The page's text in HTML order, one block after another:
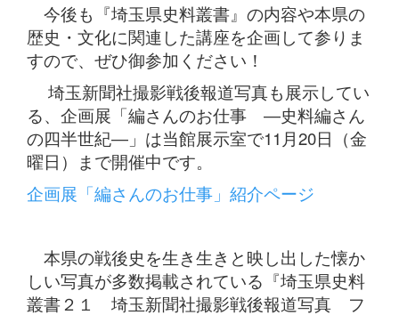
今後も『埼玉県史料叢書』の内容や本県の
歴史・文化に関連した講座を企画して参りま
すので、ぜひ御参加ください！
埼玉新聞社撮影戦後報道写真も展示してい
る、企画展「編さんのお仕事 ―史料編さん
の四半世紀―」は当館展示室で11月20日（金
曜日）まで開催中です。
企画展「編さんのお仕事」紹介ページ
本県の戦後史を生き生きと映し出した懐か
しい写真が多数掲載されている『埼玉県史料
叢書２１ 埼玉新聞社撮影戦後報道写真 フ